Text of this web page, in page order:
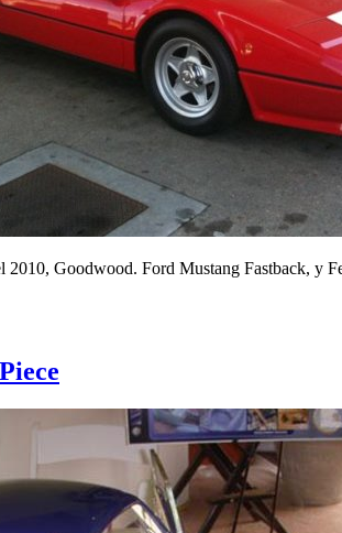
2010, Goodwood. Ford Mustang Fastback, y